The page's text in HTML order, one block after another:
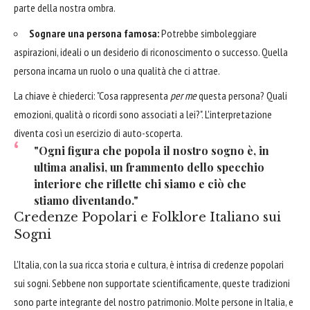
parte della nostra ombra.
Sognare una persona famosa:Potrebbe simboleggiare
aspirazioni, ideali o un desiderio di riconoscimento o successo. Quella
persona incarna un ruolo o una qualità che ci attrae.
La chiave è chiederci: "Cosa rappresenta per mequesta persona? Quali
emozioni, qualità o ricordi sono associati a lei?". L'interpretazione
diventa così un esercizio di auto-scoperta.
"Ogni figura che popola il nostro sogno è, in
ultima analisi, un frammento dello specchio
interiore che riflette chi siamo e ciò che
stiamo diventando."
Credenze Popolari e Folklore Italiano sui
Sogni
L'Italia, con la sua ricca storia e cultura, è intrisa di credenze popolari
sui sogni. Sebbene non supportate scientificamente, queste tradizioni
sono parte integrante del nostro patrimonio. Molte persone in Italia, e